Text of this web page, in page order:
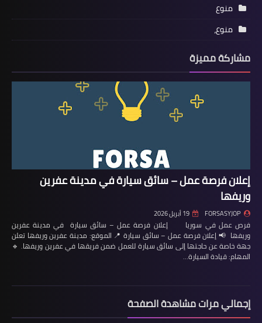
منوع
منوع،
مشاركة مميزة
إعلان فرصة عمل – سائق سيارة في مدينة عفرين
وريفها
FORSASYJOP 19 أبريل 2026
فرص عمل في سوريا إعلان فرصة عمل – سائق سيارة في مدينة عفرين
وريفها 📢 إعلان فرصة عمل – سائق سيارة 📍 الموقع: مدينة عفرين وريفها تعلن
جهة خاصة عن حاجتها إلى سائق سيارة للعمل ضمن فريقها في عفرين وريفها. 🔹
المهام: قيادة السيارة…
إجمالي مرات مشاهدة الصفحة